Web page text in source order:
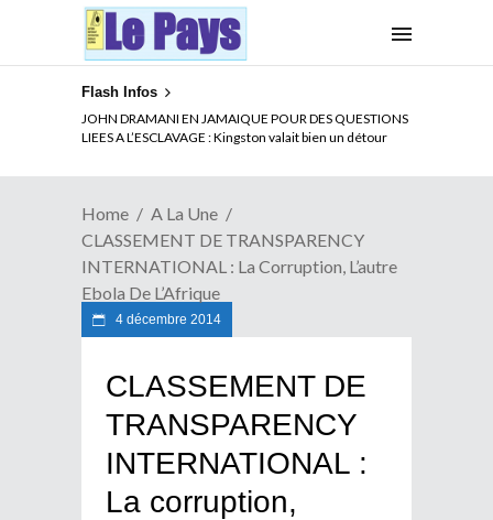
Flash Infos
ELECTION DE TALON A LA TETE DU SENAT BENINOIS :
Quand Patrice quitte le pouvoir sans partir !
Home
A La Une
CLASSEMENT DE TRANSPARENCY
INTERNATIONAL : La Corruption, L’autre
Ebola De L’Afrique
4 décembre 2014
CLASSEMENT DE
TRANSPARENCY
INTERNATIONAL :
La corruption,